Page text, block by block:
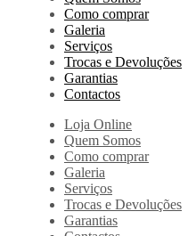
Como comprar
Galeria
Serviços
Trocas e Devoluções
Garantias
Contactos
Loja Online
Quem Somos
Como comprar
Galeria
Serviços
Trocas e Devoluções
Garantias